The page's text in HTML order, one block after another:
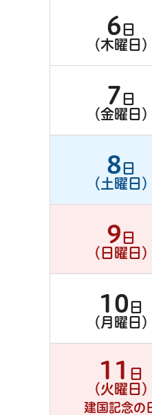
6 日
（木曜日）
7 日
（金曜日）
8 日
（土曜日）
9 日
（日曜日）
10 日
（月曜日）
11 日
（火曜日）
建国記念の